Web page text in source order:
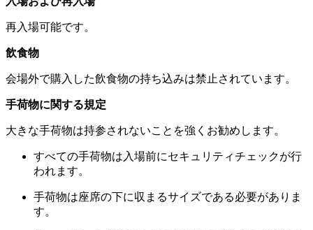
再入場可能です。
飲食物
会場外で購入した飲食物の持ち込みは禁止されています。
手荷物に関する規定
大きな手荷物は持参されないことを強くお勧めします。
すべての手荷物は入場前にセキュリティチェックが行
われます。
手荷物は座席の下に収まるサイズである必要がありま
す。